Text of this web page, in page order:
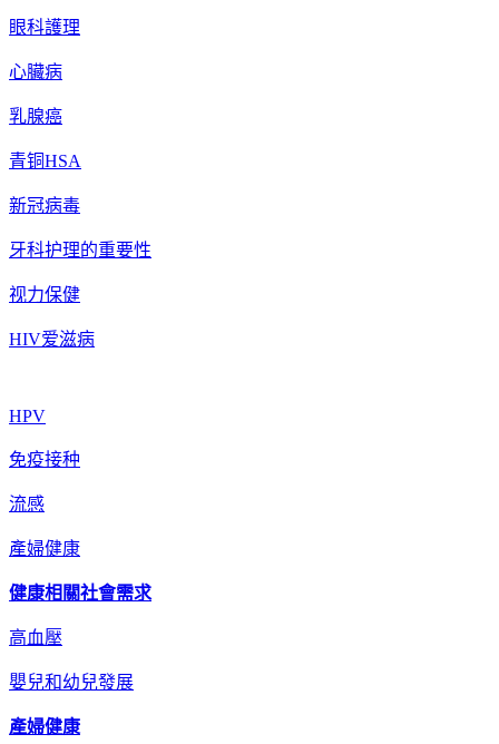
眼科護理
心臟病
乳腺癌
青铜HSA
新冠病毒
牙科护理的重要性
视力保健
HIV爱滋病
HPV
免疫接种
流感
產婦健康
健康相關社會需求
高血壓
嬰兒和幼兒發展
產婦健康